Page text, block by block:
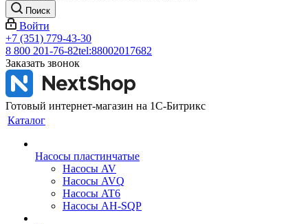
Поиск
Войти
+7 (351) 779-43-30
8 800 201-76-82tel:88002017682
Заказать звонок
Готовый интернет-магазин на 1С-Битрикс
Каталог
Насосы пластинчатые
Насосы AV
Насосы AVQ
Насосы AT6
Насосы AH-SQP